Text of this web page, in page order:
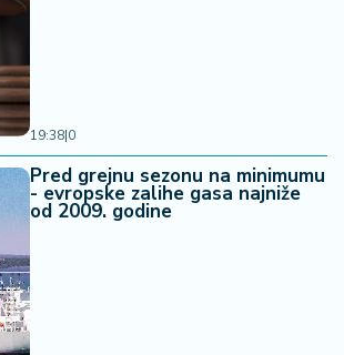
19:38|0
Pred grejnu sezonu na minimumu
- evropske zalihe gasa najniže
od 2009. godine